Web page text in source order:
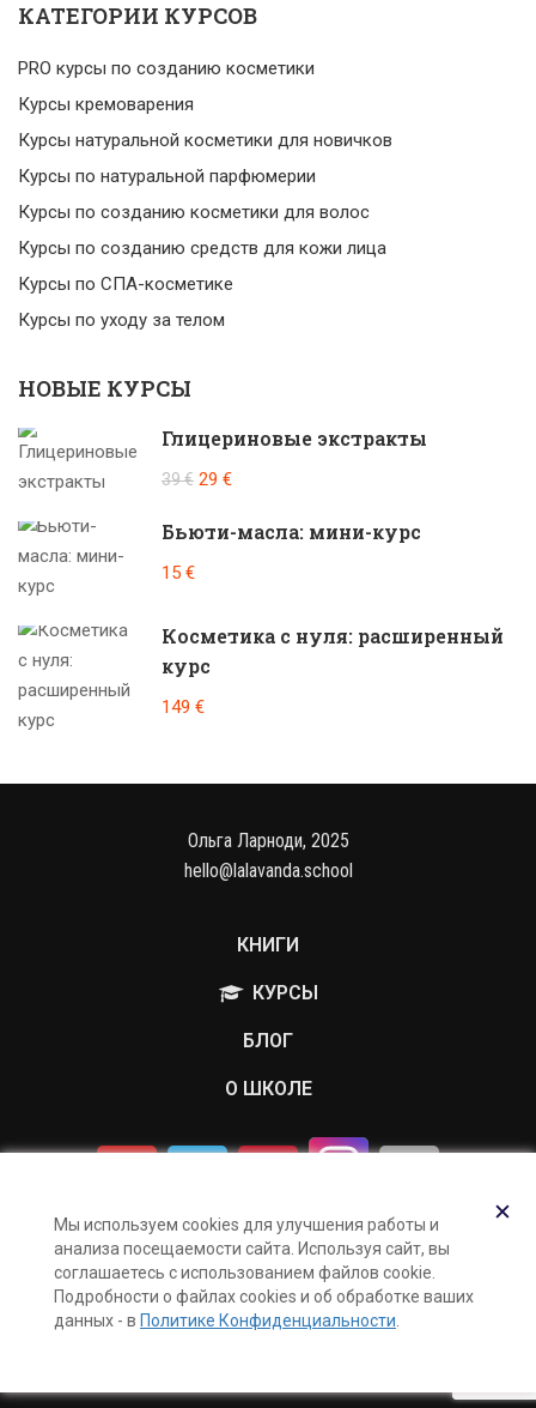
КАТЕГОРИИ КУРСОВ
PRO курсы по созданию косметики
Курсы кремоварения
Курсы натуральной косметики для новичков
Курсы по натуральной парфюмерии
Курсы по созданию косметики для волос
Курсы по созданию средств для кожи лица
Курсы по СПА-косметике
Курсы по уходу за телом
НОВЫЕ КУРСЫ
Глицериновые экстракты
39 € 29 €
Бьюти-масла: мини-курс
15 €
Косметика с нуля: расширенный
курс
149 €
Ольга Ларноди, 2025
hello@lalavanda.school
КНИГИ
КУРСЫ
БЛОГ
О ШКОЛЕ
Политика обработки персональных данных
Публичная оферта
Контакты
Карта сайта
✕
Мы используем cookies для улучшения работы и
анализа посещаемости сайта. Используя сайт, вы
соглашаетесь с использованием файлов cookie.
Подробности о файлах cookies и об обработке ваших
данных - в Политике Конфиденциальности